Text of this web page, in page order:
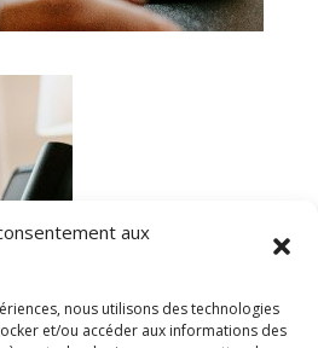
aux
nous utilisons des technologies
et/ou accéder aux informations des